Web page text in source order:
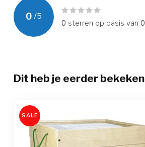
0 /5
0 sterren op basis van 0
Dit heb je eerder bekeken
SALE